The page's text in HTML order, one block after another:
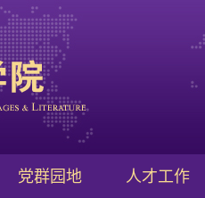
党群园地 人才工作